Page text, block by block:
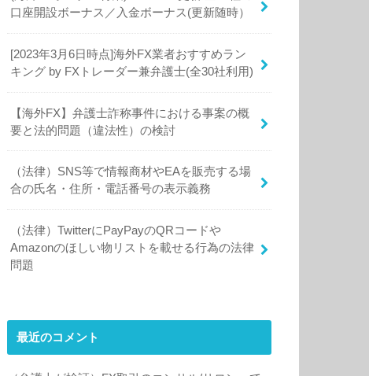
口座開設ボーナス／入金ボーナス(更新随時）
[2023年3月6日時点]海外FX業者おすすめラン
キング by FXトレーダー兼弁護士(全30社利用)
【海外FX】弁護士詐称事件における事案の概
要と法的問題（違法性）の検討
（法律）SNS等で情報商材やEAを販売する場
合の氏名・住所・電話番号の表示義務
（法律）TwitterにPayPayのQRコードや
Amazonのほしい物リストを載せる行為の法律
問題
最近のコメント